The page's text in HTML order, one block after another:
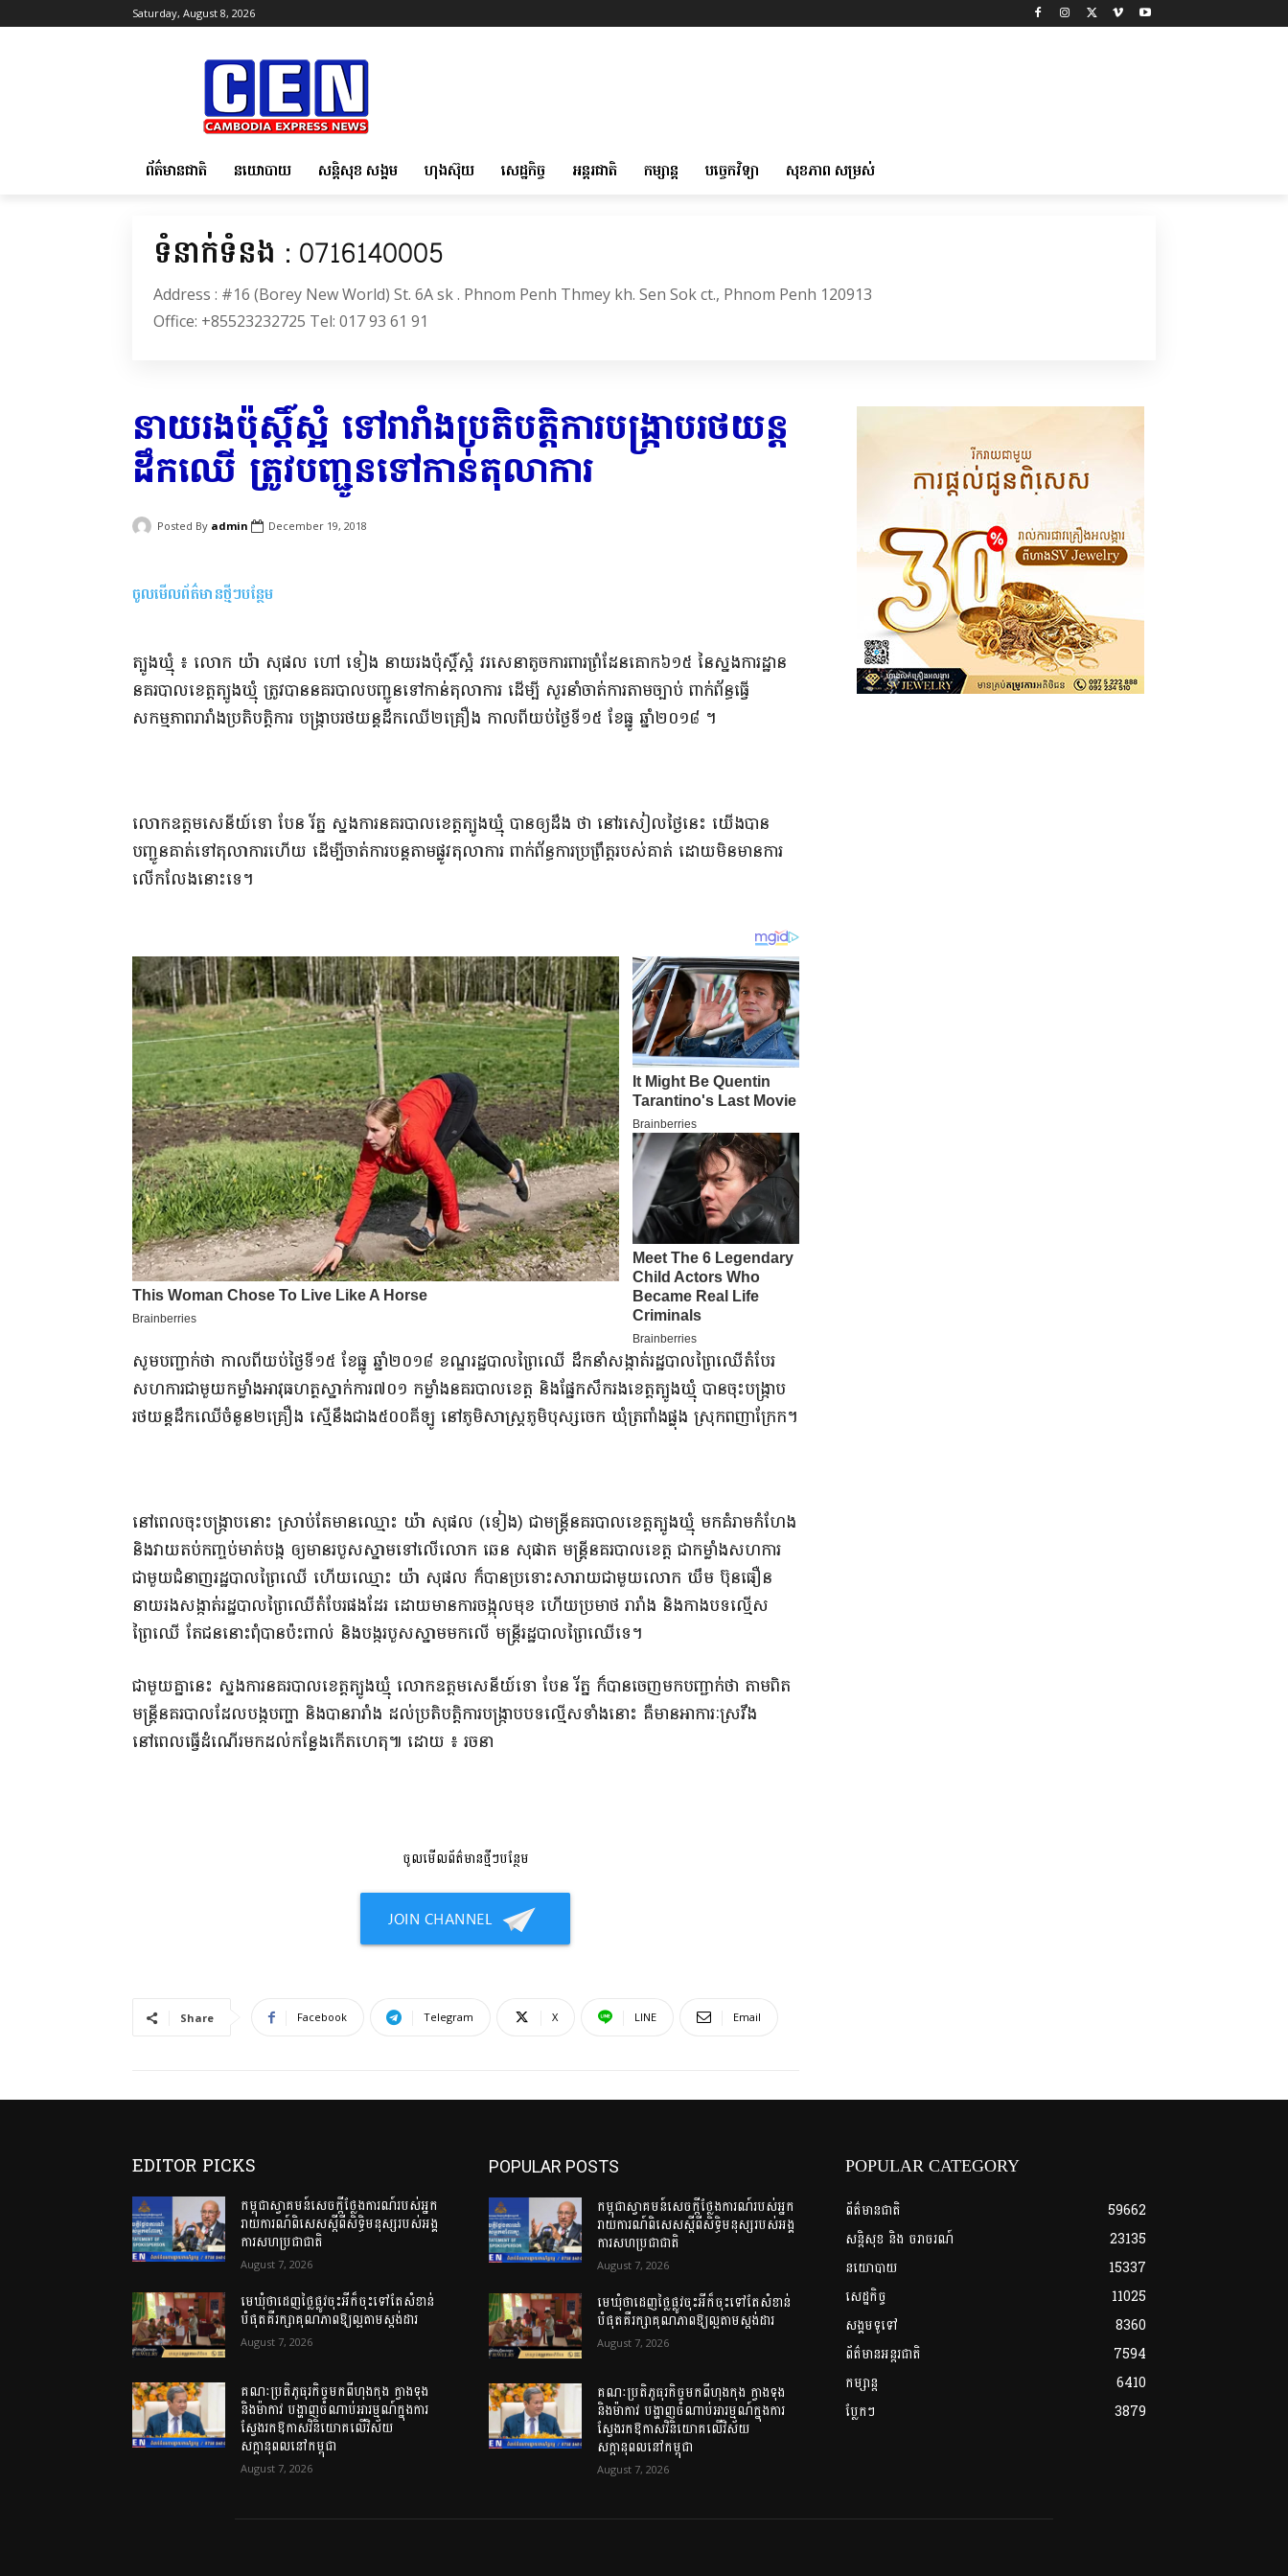
Saturday, August 8, 2026
ព័ត៌មានជាតិ នយោបាយ សន្តិសុខ សង្គម ហុងស៊ុយ សេដ្ឋកិច្ច អន្តរជាតិ កម្សាន្ត បច្ចេកវិទ្យា សុខភាព សម្រស់
ទំនាក់ទំនង : 0716140005
Address : #16 (Borey New World) St. 6A sk . Phnom Penh Thmey kh. Sen Sok ct., Phnom Penh 120913
Office: +85523232725 Tel: 017 93 61 91
នាយរង​ប៉ុស្តិ៍​ស្អំ ទៅ​រារាំង​ប្រតិបត្តិការ​បង្ក្រាប​រថយន្ត​
ដឹកឈើ ត្រូវ​បញ្ជូន​ទៅកាន់​តុលាការ​
Posted By admin December 19, 2018
ចូលមើលព័ត៌មានថ្មីៗបន្ថែម
​ត្បូងឃ្មុំ​ ៖ លោក យ៉ា សុផល ហៅ ទៀង នាយរង​ប៉ុស្តិ៍​ស្អំ វរ​សេនា​តូច​ការពារ​ព្រំដែន​គោក​៦១៥ នៃ​ស្នងការដ្ឋាន​
នគរបាល​ខេត្ត​ត្បូងឃ្មុំត្រូវបាន​នគរបាល​បញ្ជូន​ទៅកាន់​តុលាការ ដើម្បី សួរនាំ​ចាត់ការ​តាមច្បាប់ ពាក់ព័ន្ធ​ធ្វើ​
សកម្មភាព​រារាំង​ប្រតិបត្តិការ បង្ក្រាប​រថយន្ត​ដឹកឈើ​២​គ្រឿង កាលពី​យប់​ថ្ងៃ​ទី​១៥ ខែ​ធ្នូ ឆ្នាំ​២០១៨ ។​
​លោក​ឧត្តមសេនីយ៍ទោ បែន រ័ត្ន ស្នងការ​នគរបាល​ខេត្ត​ត្បូងឃ្មុំ បានឲ្យដឹង ថា នៅ​រសៀល​ថ្ងៃ​នេះ យើង​បាន​
បញ្ជូន​គាត់​ទៅ​តុលាការ​ហើយ ដើម្បី​ចាត់ការ​បន្ត​តាម​ផ្លូវ​តុលាការ ពាក់ព័ន្ធ​ការប្រព្រឹត្ត​របស់គាត់ ដោយ​មិនមាន​ការ
លើកលែង​នោះទេ​។​
​សូមបញ្ជាក់​ថា កាលពី​យប់​ថ្ងៃ​ទី​១៥ ខែ​ធ្នូ ឆ្នាំ​២០១៨ ខណ្ឌ​រដ្ឋបាល​ព្រៃឈើ ដឹកនាំ​សង្កាត់រដ្ឋបាល​ព្រៃឈើ​តំបែរ
សហការ​ជាមួយ​កម្លាំង​អាវុធហត្ថ​ស្នាក់ការ​៧០១ កម្លាំង​នគរបាល​ខេត្ត និង​ផ្នែក​សឹក​រង​ខេត្ត​ត្បូងឃ្មុំ បាន​ចុះ​បង្ក្រាប​
រថយន្ត​ដឹកឈើ​ចំនួន​២​គ្រឿង ស្មើនឹង​ជាង​៥០០​គី​ឡូ នៅ​ភូមិសាស្ត្រ​ភូមិ​បុស្ស​ចេក ឃុំ​ត្រពាំង​ផ្លុង ស្រុក​ពញាក្រែក​។​
​នៅ​ពេល​ចុះ​បង្ក្រាប​នោះ ស្រាប់តែ​មាន​ឈ្មោះ យ៉ា សុផល (​ទៀង​) ជា​មន្ត្រី​នគរបាល​ខេត្ត​ត្បូងឃ្មុំ មក​គំរាមកំហែង
និង​វាយតប់​កញ្ចប់​មាត់​បង្ក ឲ្យមាន​របួសស្នាម​ទៅ​លើ​លោក ឆេន សុផាត មន្ត្រី​នគរបាល​ខេត្ត ជា​កម្លាំង​សហការ​
ជាមួយ​ជំនាញ​រដ្ឋបាល​ព្រៃឈើ ហើយ​ឈ្មោះ យ៉ា សុផល ក៏​បាន​ប្រទោះ​សា​រាយជាមួយ​លោក ឃឹម ប៊ុនធឿន
នាយរង​សង្កាត់រដ្ឋបាល​ព្រៃឈើ​តំបែរ​ផងដែរ ដោយ​មាន​ការ​ចង្អុលមុខ ហើយ​ប្រមាថ រារាំង និង​កាង​បទល្មើស​
ព្រៃឈើ តែ​ជន​នោះ​ពុំ​បាន​ប៉ះពាល់ និង​បង្ក​របួសស្នាម​មកលើ មន្ត្រីរដ្ឋបាល​ព្រៃឈើ​ទេ​។​
​ជាមួយគ្នានេះ ស្នងការ​នគរបាល​ខេត្ត​ត្បូងឃ្មុំ លោក​ឧត្តមសេនីយ៍ទោ បែន រ័ត្ន ក៏​បាន​ចេញ​មក​បញ្ជាក់​ថា តាមពិត​
មន្ត្រីនគរបាល​ដែល​បង្ក​បញ្ហា និង​បាន​រារាំង ដល់​ប្រតិបត្តិការ​បង្ក្រាប​បទល្មើស​ទាំងនោះ គឺ​មាន​អាការៈ​ស្រវឹង
នៅពេល​ធ្វើដំណើរ​មក​ដល់​កន្លែងកើត​ហេតុ៕ ​ដោយ​ ៖ ​រចនា​
ចូលមើលព័ត៌មានថ្មីៗបន្ថែម
Share Facebook Telegram X LINE Email
EDITOR PICKS
កម្ពុជាស្វាគមន៍សេចក្តីថ្លែងការណ៍របស់អ្នក
រាយការណ៍ពិសេសស្តីពីសិទ្ធិមនុស្សរបស់អង្គ
ការសហប្រជាជាតិ
August 7, 2026
មេឃុំថាដេញថ្លៃផ្លូវចុះអីក៏ចុះទៅតែសំខាន់
បំផុតគឺរក្សាគុណភាពឱ្យល្អតាមស្តង់ដារ
August 7, 2026
គណៈប្រតិភូធុរកិច្ចមកពីហុងកុង ក្វាងទុង
និងម៉ាកាវ បង្ហាញចំណាប់អារម្មណ៍ក្នុងការ
ស្វែងរកឱកាសវិនិយោគលើវិស័យ
សក្តានុពលនៅកម្ពុជា
August 7, 2026
POPULAR POSTS
កម្ពុជាស្វាគមន៍សេចក្តីថ្លែងការណ៍របស់អ្នក
រាយការណ៍ពិសេសស្តីពីសិទ្ធិមនុស្សរបស់អង្គ
ការសហប្រជាជាតិ
August 7, 2026
មេឃុំថាដេញថ្លៃផ្លូវចុះអីក៏ចុះទៅតែសំខាន់
បំផុតគឺរក្សាគុណភាពឱ្យល្អតាមស្តង់ដារ
August 7, 2026
គណៈប្រតិភូធុរកិច្ចមកពីហុងកុង ក្វាងទុង
និងម៉ាកាវ បង្ហាញចំណាប់អារម្មណ៍ក្នុងការ
ស្វែងរកឱកាសវិនិយោគលើវិស័យ
សក្តានុពលនៅកម្ពុជា
August 7, 2026
POPULAR CATEGORY
ព័ត៌មានជាតិ
59662
សន្តិសុខ និង ចរាចរណ៍
23135
នយោបាយ
15337
សេដ្ឋកិច្ច
11025
សង្គមទូទៅ
8360
ព័ត៌មានអន្តរជាតិ
7594
កម្សាន្ត
6410
ប្លែកៗ
3879